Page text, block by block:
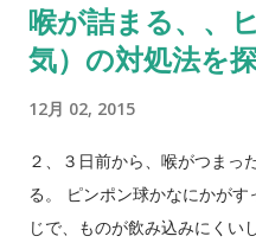
Sheldon, What Makes for
Journal of Happiness
で重要なものとされているけ
結びついているかということ
た。というわけで、18歳から
た、という研究です。 より幸福
喉が詰まる、、
気）の対処法を
12月 02, 2015
２、３日前から、喉がつまっ
る。 ピンポン球かなにかが
じで、ものが飲み込みにくい